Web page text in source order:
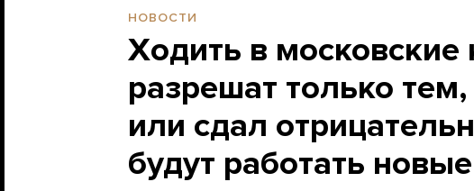
НОВОСТИ
Ходить в
разрешат только
или сдал
будут работать